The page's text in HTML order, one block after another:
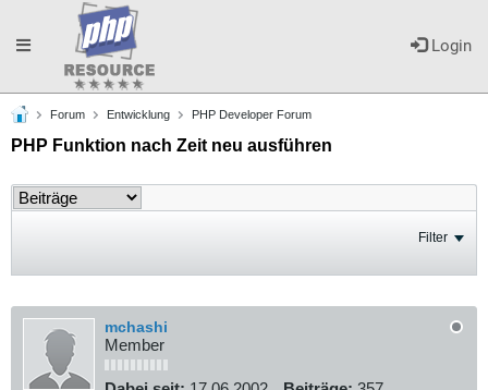
Login
Toggle
navigation
Forum Entwicklung PHP Developer Forum
PHP Funktion nach Zeit neu ausführen
Filter
mchashi
Member